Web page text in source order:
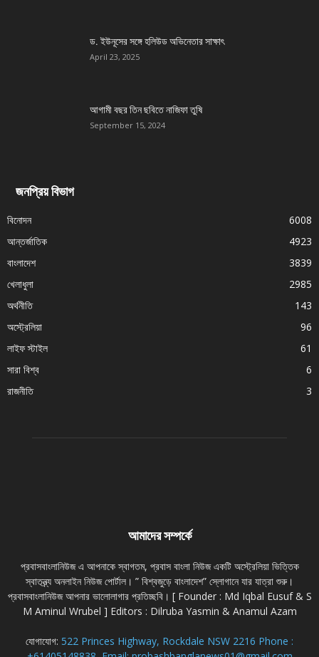
ড. ইউনূসের সঙ্গে হলিউড অভিনেতার সাক্ষাৎ
April 23, 2025
আগামী বছর তিন ছবিতে নাজিফা তুষি
September 15, 2024
জনপ্রিয় বিভাগ
বিনোদন
6008
আন্তর্জাতিক
4923
বাংলাদেশ
3839
খেলাধুলা
2985
অর্থনীতি
143
অস্ট্রেলিয়া
96
লাইফ স্টাইল
61
সারা বিশ্ব
6
রাজনীতি
3
আমাদের সম্পর্কে
প্রবাসবাংলানিউজ এ আপনাকে স্বাগতম, প্রবাস বাংলা নিউজ একটি অস্ট্রেলিয়া ভিত্তিক
স্বাতন্ত্র্য অনলাইন নিউজ পোর্টাল। ” বিশ্বজুড়ে বাংলাদেশ” স্লোগানে যার যাত্রা শুরু।
প্রবাসবাংলানিউজ আপনার ভালোলাগার প্রতিচ্ছবি। [ Founder : Md Iqbal Eusuf & S
M Aminul Wrubel ] Editors : Dilruba Yasmin & Anamul Azam
যোগাযোগ: 522 Princes Highway, Rockdale NSW 2216 Phone :